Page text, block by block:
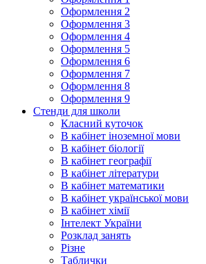
Оформлення 2
Оформлення 3
Оформлення 4
Оформлення 5
Оформлення 6
Оформлення 7
Оформлення 8
Оформлення 9
Стенди для школи
Класний куточок
В кабінет іноземної мови
В кабінет біології
В кабінет географії
В кабінет літератури
В кабінет математики
В кабінет української мови
В кабінет хімії
Інтелект України
Розклад занять
Різне
Таблички